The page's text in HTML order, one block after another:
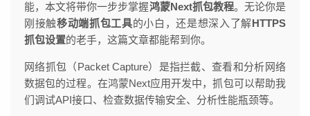
能，本文将带你一步步掌握鸿蒙Next抓包教程。无论你是
刚接触移动端抓包工具的小白，还是想深入了解HTTPS
抓包设置的老手，这篇文章都能帮到你。
网络抓包（Packet Capture）是指拦截、查看和分析网络
数据包的过程。在鸿蒙Next应用开发中，抓包可以帮助我
们调试API接口、检查数据传输安全、分析性能瓶颈等。